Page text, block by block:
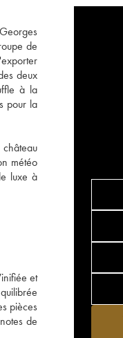
de
deux
à la
pour la
météo
luxe à
et
pièces
de